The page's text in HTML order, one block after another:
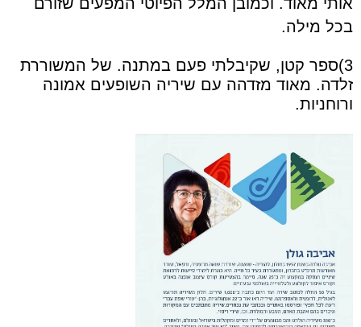
בכל מילה.
3)ספר קטן, שקיבלתי פעם במתנה. של המשוררת
זלדה. מאוד מזדהה עם שיריה השופעים אמונה
ורוחניות.